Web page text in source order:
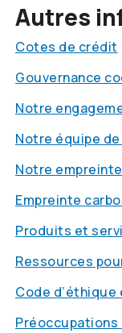
Autres
Cotes de crédit
Gouvernance
Notre
Notre équipe
Notre
Empreinte
Produits et
Ressources
Code